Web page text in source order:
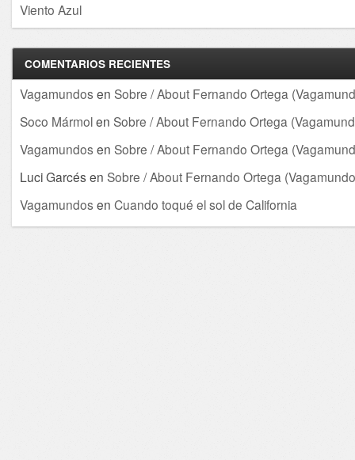
Viento Azul
COMENTARIOS RECIENTES
Vagamundos en Sobre / About Fernando Ortega
Soco Mármolen Sobre / About Fernando Ortega
Vagamundos en Sobre / About Fernando Ortega
Luci Garcés en Sobre / About Fernando Ortega
Vagamundos en Cuando toqué el sol de California